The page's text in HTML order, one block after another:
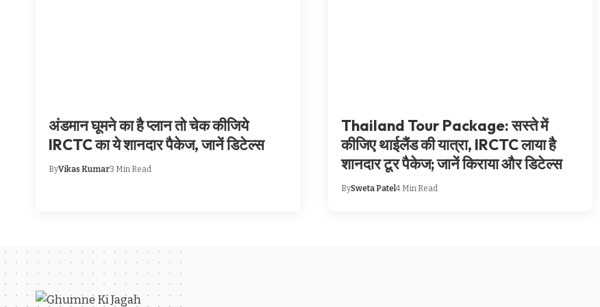
अंडमान घूमने का है प्लान तो चेक कीजिये
IRCTC का ये शानदार पैकेज, जानें डिटेल्स
ByVikas Kumar3 Min Read
Thailand Tour Package: सस्ते में
कीजिए थाईलैंड की यात्रा, IRCTC लाया है
शानदार टूर पैकेज; जानें किराया और डिटेल्स
BySweta Patel4 Min Read